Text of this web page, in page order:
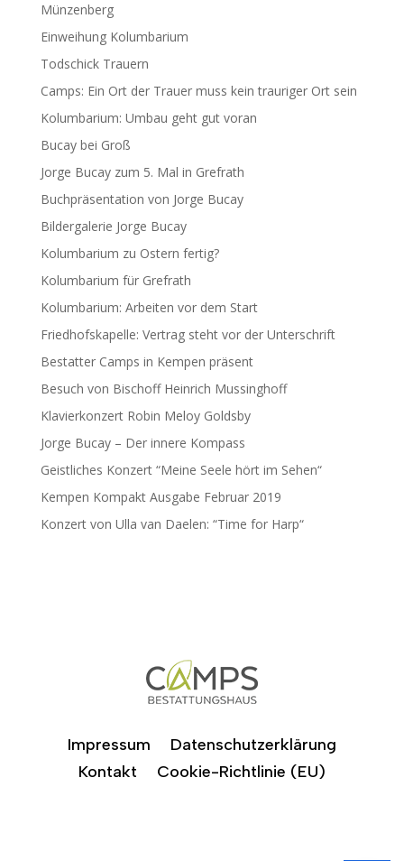
Münzenberg
Einweihung Kolumbarium
Todschick Trauern
Camps: Ein Ort der Trauer muss kein trauriger Ort sein
Kolumbarium: Umbau geht gut voran
Bucay bei Groß
Jorge Bucay zum 5. Mal in Grefrath
Buchpräsentation von Jorge Bucay
Bildergalerie Jorge Bucay
Kolumbarium zu Ostern fertig?
Kolumbarium für Grefrath
Kolumbarium: Arbeiten vor dem Start
Friedhofskapelle: Vertrag steht vor der Unterschrift
Bestatter Camps in Kempen präsent
Besuch von Bischoff Heinrich Mussinghoff
Klavierkonzert Robin Meloy Goldsby
Jorge Bucay – Der innere Kompass
Geistliches Konzert “Meine Seele hört im Sehen“
Kempen Kompakt Ausgabe Februar 2019
Konzert von Ulla van Daelen: “Time for Harp“
Impressum
Datenschutzerklärung
Kontakt
Cookie-Richtlinie (EU)